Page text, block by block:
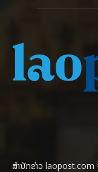
ສຳນັກຂ່າວ laopost.com